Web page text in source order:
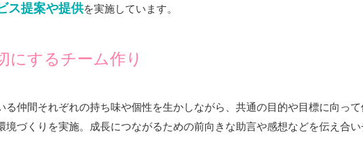
ス提案や提供を実施しています。
にするチーム作り
る仲間それぞれの持ち味や個性を生かしながら、共通の目的や目標に向っ
境づくりを実施。成長につながるための前向きな助言や感想などを伝え合